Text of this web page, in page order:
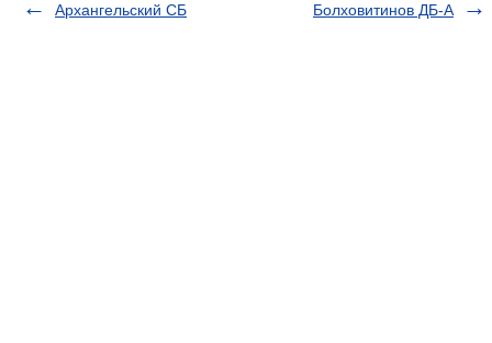
Архангельский СБ Болховитинов ДБ-А